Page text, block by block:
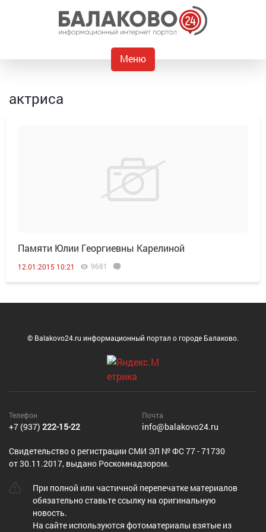
Меню
актриса
Памяти Юлии Георгиевны Карелиной
12.01.2015 10:21 9681
© Balakovo24.ru информационный портал о городе Балаково.
Телефон
+7 (937) 222-15-22
Почта
info@balakovo24.ru
Cвидетельство о регистрации СМИ ЭЛ № ФС 77 - 71730
от 30.11.2017, выдано Роскомнадзором.
При полной или частичной перепечатке материалов
обязательно ставьте ссылку на оригинальную
новость.
На сайте используются фотоматериалы взятые из